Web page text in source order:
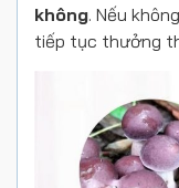
không. Nếu
tiếp tục thưởng